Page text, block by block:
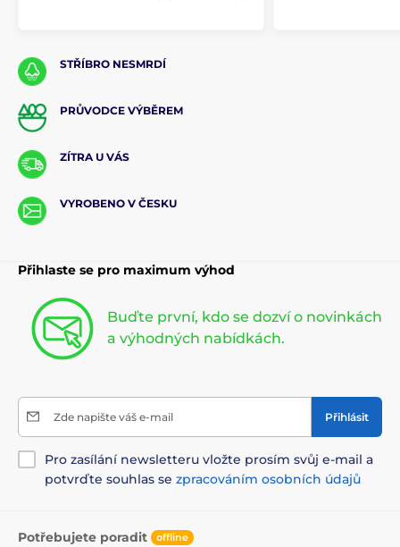
STŘÍBRO NESMRDÍ
PRŮVODCE VÝBĚREM
ZÍTRA U VÁS
VYROBENO V ČESKU
Přihlaste se pro maximum výhod
Buďte první, kdo se dozví o novinkách
a výhodných nabídkách.
Zde napište váš e-mail Přihlásit
Pro zasílání newsletteru vložte prosím svůj e-mail a
potvrďte souhlas se zpracováním osobních údajů
Potřebujete poradit offline